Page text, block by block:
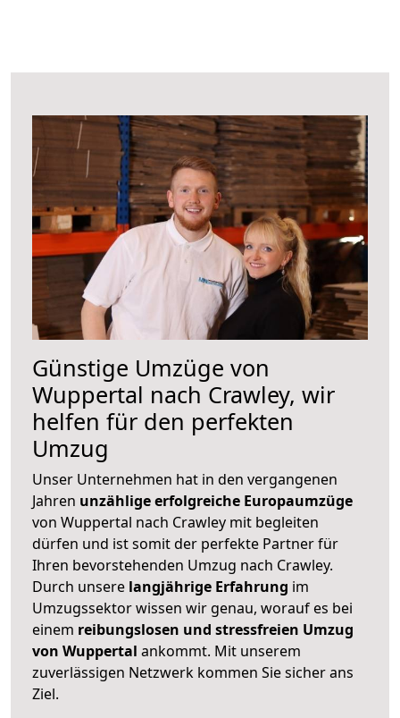
Günstige Umzüge von
Wuppertal nach Crawley, wir
helfen für den perfekten
Umzug
Unser Unternehmen hat in den vergangenen
Jahren unzählige erfolgreiche Europaumzüge
von Wuppertal nach Crawley mit begleiten
dürfen und ist somit der perfekte Partner für
Ihren bevorstehenden Umzug nach Crawley.
Durch unsere langjährige Erfahrung im
Umzugssektor wissen wir genau, worauf es bei
einem reibungslosen und stressfreien Umzug
von Wuppertal ankommt. Mit unserem
zuverlässigen Netzwerk kommen Sie sicher ans
Ziel.